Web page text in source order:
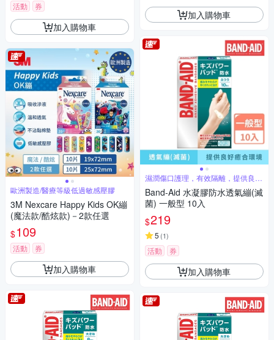
活動 券
加入購物車
歐洲製造/醫療等級低過敏感壓膠
3M Nexcare Happy Kids OK繃
(魔法款/酷炫款)－2款任選
$109
活動 券
加入購物車
加入購物車
濕潤傷口護理，有效隔離，提供良好
愈合環境
Band-Aid 水凝膠防水透氣繃(滅
菌) 一般型 10入
$219
5 (1)
活動 券
加入購物車